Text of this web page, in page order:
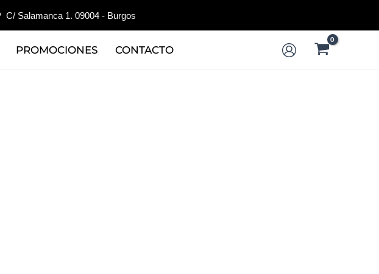
C/ Salamanca 1. 09004 - Burgos
PROMOCIONES CONTACTO